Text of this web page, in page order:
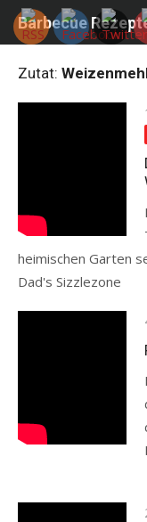
Skip
Barbecue
Zutat:
heimischen Garten
Dad's Sizzlezone